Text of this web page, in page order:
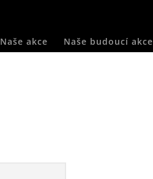
Naše akce Naše budoucí akce